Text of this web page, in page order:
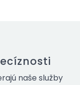
naše služby